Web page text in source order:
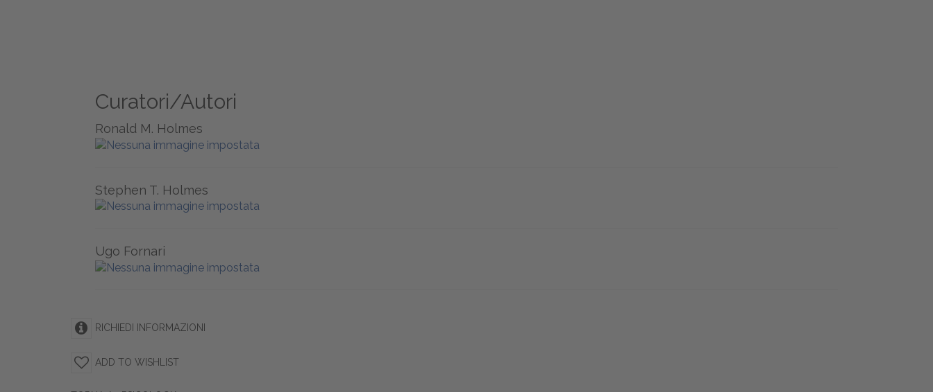
Curatori/Autori
Ronald M. Holmes
Stephen T. Holmes
Ugo Fornari
RICHIEDI INFORMAZIONI
ADD TO WISHLIST